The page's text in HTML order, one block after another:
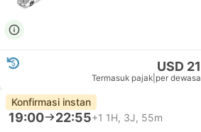
USD 21
Termasuk pajak per dewasa
Konfirmasi instan
19:00 22:55+1 1H, 3J, 55m